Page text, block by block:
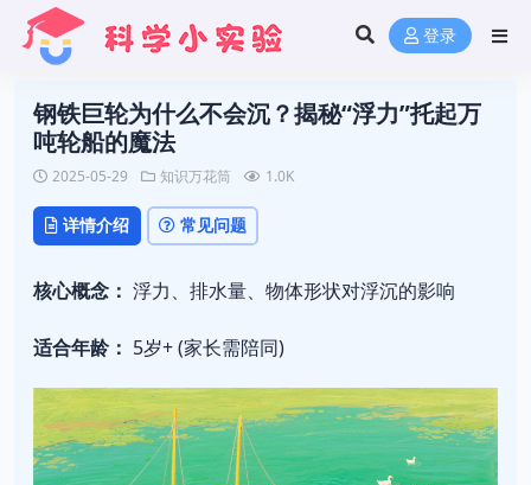
登录
钢铁巨轮为什么不会沉？揭秘“浮力”托起万
吨轮船的魔法
2025-05-29 知识万花筒 1.0K
详情介绍 常见问题
核心概念： 浮力、排水量、物体形状对浮沉的影响
适合年龄： 5岁+ (家长需陪同)